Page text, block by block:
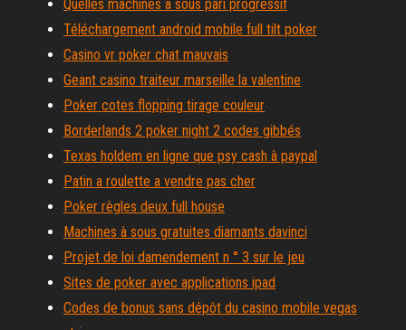
Quelles machines à sous pari progressif
Téléchargement android mobile full tilt poker
Casino vr poker chat mauvais
Geant casino traiteur marseille la valentine
Poker cotes flopping tirage couleur
Borderlands 2 poker night 2 codes gibbés
Texas holdem en ligne que psy cash à paypal
Patin a roulette a vendre pas cher
Poker règles deux full house
Machines à sous gratuites diamants davinci
Projet de loi damendement n ° 3 sur le jeu
Sites de poker avec applications ipad
Codes de bonus sans dépôt du casino mobile vegas